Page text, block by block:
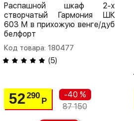
Распашной шкаф 2-х
створчатый Гармония ШК
603 М в прихожую венге/дуб
белфорт
Код товара: 180477
(5)
52290
Р
-40 %
87 150